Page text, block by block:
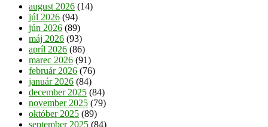
august 2026 (14)
júl 2026 (94)
jún 2026 (89)
máj 2026 (93)
apríl 2026 (86)
marec 2026 (91)
február 2026 (76)
január 2026 (84)
december 2025 (84)
november 2025 (79)
október 2025 (89)
september 2025 (84)